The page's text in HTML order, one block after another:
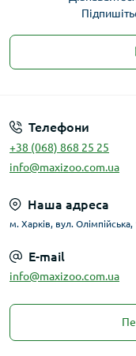
Телефони
+38 (068) 868 25 25
info@maxizoo.com.ua
Наша адреса
м. Харків, вул.
E-mail
info@maxizoo.com.ua